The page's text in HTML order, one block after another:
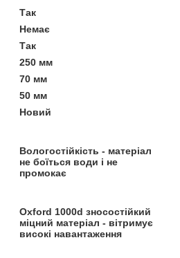
Так
Немає
Так
250 мм
70 мм
50 мм
Новий
Вологостійкість - матеріал
не боїться води і не
промокає
Oxford 1000d зносостійкий
міцний матеріал - вітримує
високі навантаження